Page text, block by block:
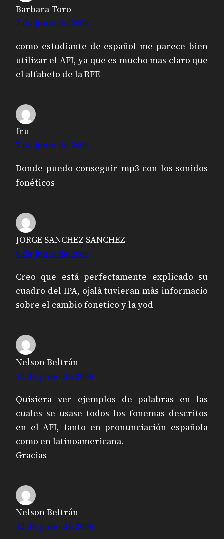
Barbara Toro
2 de junio de 2006
como estudiante de español me parece bien
utilizar el AFI, ya que es mucho mas claro que
el alfabeto de la RFE
fru
7 de junio de 2006
Donde puedo conseguir mp3 con los sonidos
fonéticos
JORGE SANCHEZ SANCHEZ
8 de junio de 2006
Creo que está perfectamente explicado su
cuadro del IPA, ojalà tuvieran màs informacio
sobre el cambio fonetico y la yod
Nelson Beltrán
12 de junio de 2006
Quisiera ver ejemplos de palabras en las
cuales se usase todos los fonemas descritos
en el AFI, tanto en pronunciación española
como en latinoamericana.
Gracias
Nelson Beltrán
12 de junio de 2006